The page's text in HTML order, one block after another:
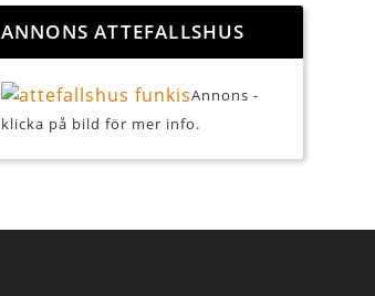
ANNONS ATTEFALLSHUS
Annons -
klicka på bild för mer info.